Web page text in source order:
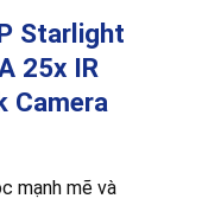
Starlight
25x IR
Camera
mạnh mẽ và